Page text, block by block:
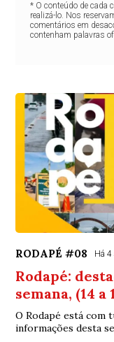
* O conteúdo de cada
realizá-lo. Nos
comentários em
contenham palavras
RODAPÉ #08 Há 4
Rodapé:
semana, (14
O Rodapé está com
informações desta